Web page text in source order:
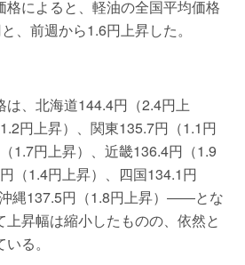
格によると、軽油の全国平均価格
、前週から1.6円上昇した。
、北海道144.4円（2.4円上
円上昇）、関東135.7円（1.1円
1.7円上昇）、近畿136.4円（1.9
（1.4円上昇）、四国134.1円
沖縄137.5円（1.8円上昇）――とな
上昇幅は縮小したものの、依然と
る。